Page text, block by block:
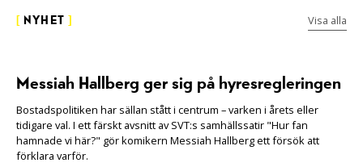
NYHET Visa alla
Messiah Hallberg ger sig på hyresregleringen
Bostadspolitiken har sällan stått i centrum – varken i årets eller
tidigare val. I ett färskt avsnitt av SVT:s samhällssatir "Hur fan
hamnade vi här?" gör komikern Messiah Hallberg ett försök att
förklara varför.